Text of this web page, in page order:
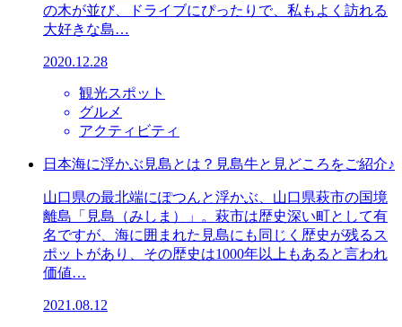
の木が並び、ドライブにぴったりで、私もよく訪れる
大好きな島…
2020.12.28
観光スポット
グルメ
アクティビティ
日本海に浮かぶ見島とは？見島牛と見どころをご紹介♪
山口県の最北端にぽつんと浮かぶ、山口県萩市の国境
離島「見島（みしま）」。萩市は歴史深い町として有
名ですが、海に囲まれた見島にも同じく歴史が残るス
ポットがあり、その歴史は1000年以上もあると言われ
価値…
2021.08.12